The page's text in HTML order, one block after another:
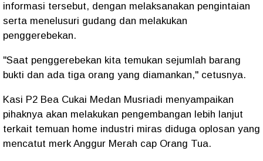
informasi tersebut, dengan melaksanakan pengintaian
serta menelusuri gudang dan melakukan
penggerebekan.
"Saat penggerebekan kita temukan sejumlah barang
bukti dan ada tiga orang yang diamankan," cetusnya.
Kasi P2 Bea Cukai Medan Musriadi menyampaikan
pihaknya akan melakukan pengembangan lebih lanjut
terkait temuan home industri miras diduga oplosan yang
mencatut merk Anggur Merah cap Orang Tua.